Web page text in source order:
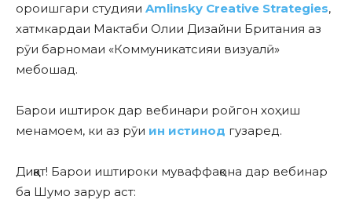
ороишгари студияи Amlinsky Creative Strategies,
хатмкардаи Мактаби Олии Дизайни Британия аз
рӯи барномаи «Коммуникатсияи визуалӣ»
мебошад.
Барои иштирок дар вебинари ройгон хоҳиш
менамоем, ки аз рӯи ин истинод гузаред.
Диққат! Барои иштироки муваффақона дар вебинар
ба Шумо зарур аст: